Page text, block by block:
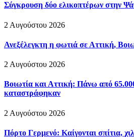
Σύγκρουση δύο ελικοπτέρων στην
2 Αυγούστου 2026
Ανεξέλεγκτη η φωτιά σε Αττική,
2 Αυγούστου 2026
Βοιωτία και Αττική: Πάνω από
καταστράφηκαν
2 Αυγούστου 2026
Πόρτο Γερμενό: Καίγονται σπίτια,